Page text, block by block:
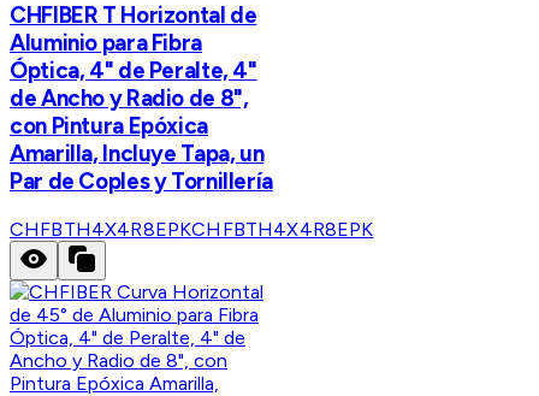
CHFIBER T Horizontal de
Aluminio para Fibra
Óptica, 4" de Peralte, 4"
de Ancho y Radio de 8",
con Pintura Epóxica
Amarilla, Incluye Tapa, un
Par de Coples y Tornillería
CHFBTH4X4R8EPKCHFBTH4X4R8EPK